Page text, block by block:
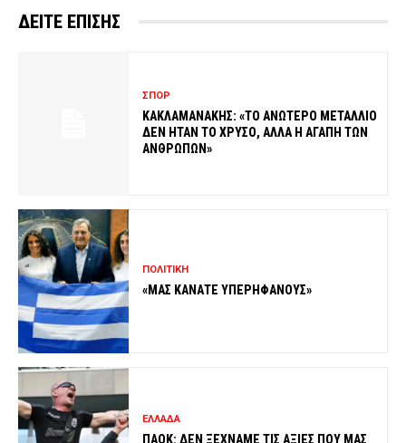
ΔΕΙΤΕ ΕΠΙΣΗΣ
ΣΠΟΡ
ΚΑΚΛΑΜΑΝΑΚΗΣ: «ΤΟ ΑΝΩΤΕΡΟ ΜΕΤΑΛΛΙΟ
ΔΕΝ ΗΤΑΝ ΤΟ ΧΡΥΣΟ, ΑΛΛΑ Η ΑΓΑΠΗ ΤΩΝ
ΑΝΘΡΩΠΩΝ»
ΠΟΛΙΤΙΚΗ
«ΜΑΣ ΚΑΝΑΤΕ ΥΠΕΡΗΦΑΝΟΥΣ»
ΕΛΛΑΔΑ
ΠΑΟΚ: ΔΕΝ ΞΕΧΝΑΜΕ ΤΙΣ ΑΞΙΕΣ ΠΟΥ ΜΑΣ